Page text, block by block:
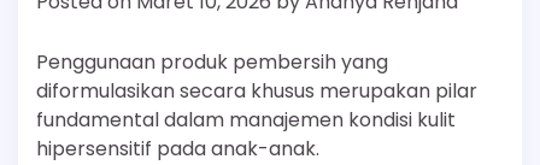
Penggunaan produk pembersih yang
diformulasikan secara khusus merupakan pilar
fundamental dalam manajemen kondisi kulit
hipersensitif pada anak-anak.